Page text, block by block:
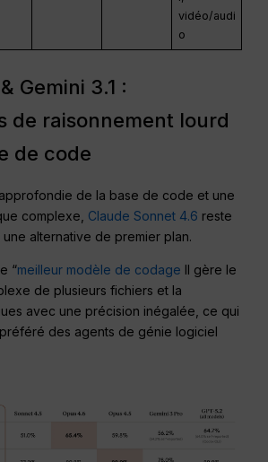
vidéo/audi
o
Gemini 3.1 :
de raisonnement lourd
de code
de la base de code et une
complexe, Claude Sonnet 4.6 reste
alternative de premier plan.
“meilleur modèle de codage Il gère le
de plusieurs fichiers et la
avec une précision inégalée, ce qui
des agents de génie logiciel